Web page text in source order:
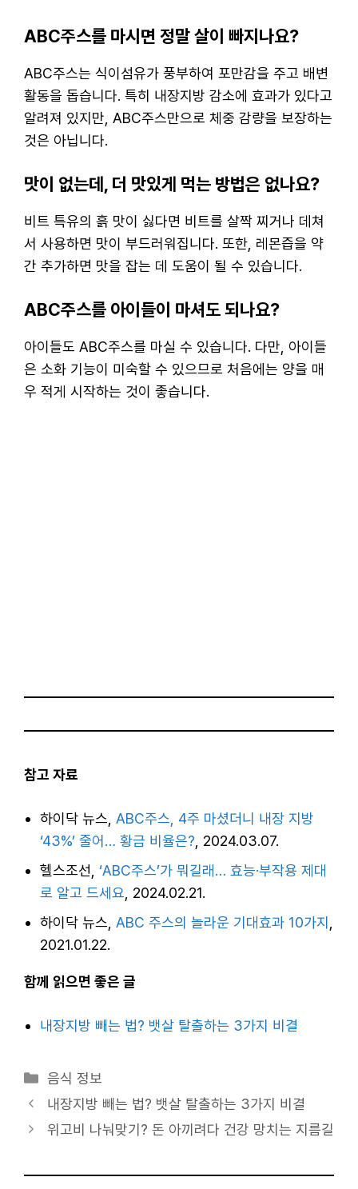
ABC주스를 마시면 정말 살이 빠지나요?
ABC주스는 식이섬유가 풍부하여 포만감을 주고 배변
활동을 돕습니다. 특히 내장지방 감소에 효과가 있다고
알려져 있지만, ABC주스만으로 체중 감량을 보장하는
것은 아닙니다.
맛이 없는데, 더 맛있게 먹는 방법은 없나요?
비트 특유의 흙 맛이 싫다면 비트를 살짝 찌거나 데쳐
서 사용하면 맛이 부드러워집니다. 또한, 레몬즙을 약
간 추가하면 맛을 잡는 데 도움이 될 수 있습니다.
ABC주스를 아이들이 마셔도 되나요?
아이들도 ABC주스를 마실 수 있습니다. 다만, 아이들
은 소화 기능이 미숙할 수 있으므로 처음에는 양을 매
우 적게 시작하는 것이 좋습니다.
참고 자료
하이닥 뉴스, ABC주스, 4주 마셨더니 내장 지방
‘43%’ 줄어… 황금 비율은? , 2024.03.07.
헬스조선, ‘ABC주스’가 뭐길래… 효능·부작용 제대
로 알고 드세요 , 2024.02.21.
하이닥 뉴스, ABC 주스의 놀라운 기대효과 10가지
2021.01.22.
함께 읽으면 좋은 글
내장지방 빼는 법? 뱃살 탈출하는 3가지 비결
카
테
고
음식 정보
내장지방 빼는 법? 뱃살 탈출하는 3가지 비결
위고비 나눠맞기? 돈 아끼려다 건강 망치는 지름길